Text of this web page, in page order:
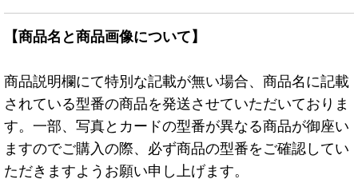
【商品名と商品画像について】
商品説明欄にて特別な記載が無い場合、商品名に記載
されている型番の商品を発送させていただいておりま
す。一部、写真とカードの型番が異なる商品が御座い
ますのでご購入の際、必ず商品の型番をご確認してい
ただきますようお願い申し上げます。